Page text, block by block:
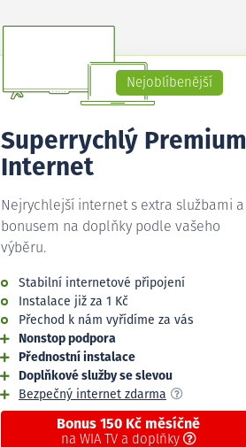
Nejoblíbenější
Superrychlý Premium
Internet
Nejrychlejší internet s extra službami a
bonusem na doplňky podle vašeho
výběru.
Stabilní internetové připojení
Instalace již za 1 Kč
Přechod k nám vyřídíme za vás
Nonstop podpora
Přednostní instalace
Doplňkové služby se slevou
Bezpečný internet zdarma
Bonus 150 Kč měsíčně
na WIA TV a doplňky